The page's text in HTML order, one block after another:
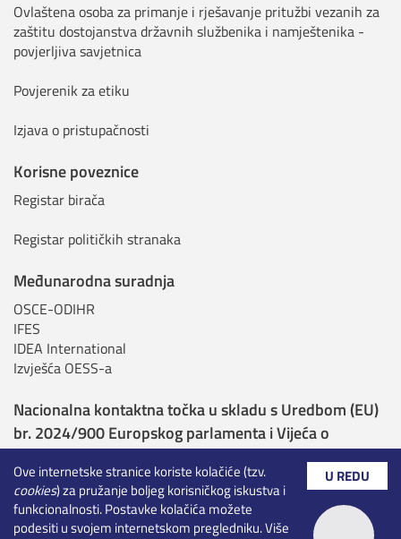
Ove internetske stranice koriste kolačiće (tzv.
cookies) za pružanje boljeg korisničkog iskustva i
funkcionalnosti. Postavke kolačića možete
podesiti u svojem internetskom pregledniku. Više
U REDU
Ovlaštena osoba za primanje i rješavanje pritužbi vezanih za
zaštitu dostojanstva državnih službenika i namještenika -
povjerljiva savjetnica
Povjerenik za etiku
Izjava o pristupačnosti
Korisne poveznice
Registar birača
Registar političkih stranaka
Međunarodna suradnja
OSCE-ODIHR
IFES
IDEA International
Izvješća OESS-a
Nacionalna kontaktna točka u skladu s Uredbom (EU)
br. 2024/900 Europskog parlamenta i Vijeća o
transparentnosti i ciljanju u političkom oglašavanju
Nadležna tijela sukladno Uredbi o umjetnoj
inteligenciji